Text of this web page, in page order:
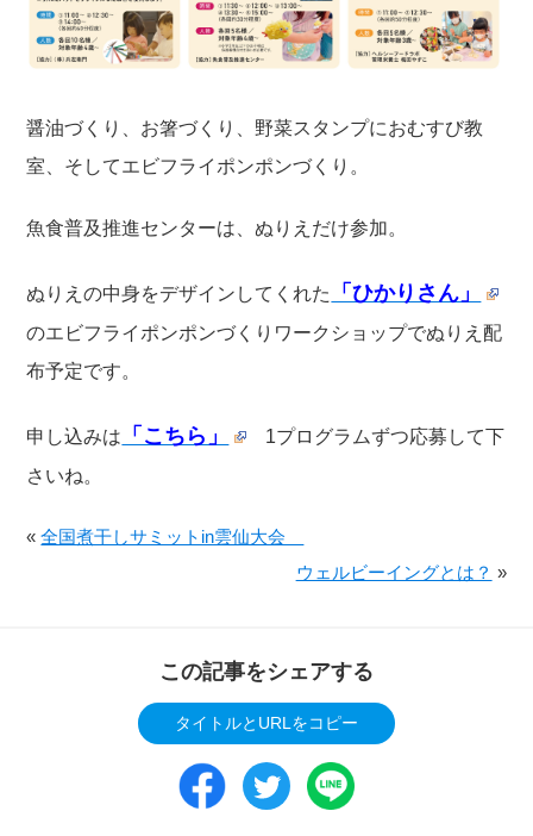
醤油づくり、お箸づくり、野菜スタンプにおむすび教
室、そしてエビフライポンポンづくり。
魚食普及推進センターは、ぬりえだけ参加。
ぬりえの中身をデザインしてくれた 「ひかりさん」
のエビフライポンポンづくりワークショップでぬりえ配
布予定です。
申し込みは 「こちら」
1プログラムずつ応募して下
さいね。
«全国煮干しサミットin雲仙大会
ウェルビーイングとは？ »
この記事をシェアする
タイトルとURLをコピー